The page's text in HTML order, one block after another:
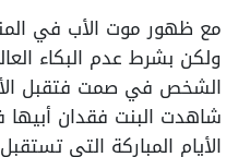
مع ظهور موت الأب في
ولكن بشرط عدم البكاء
الشخص في صمت فتقبل
شاهدت البنت فقدان
الأيام المباركة التي